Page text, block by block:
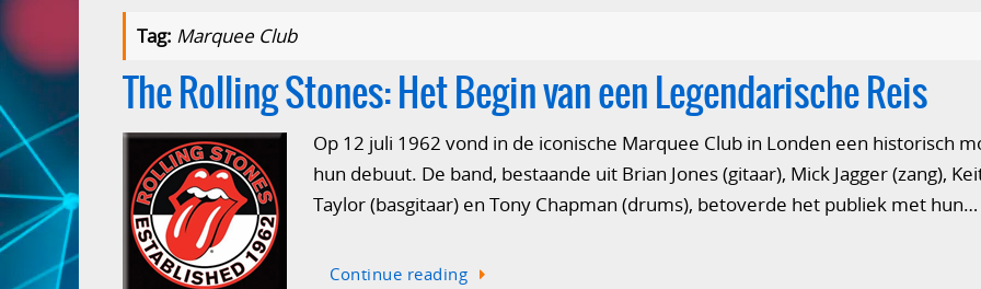
Tag: Marquee Club
The Rolling Stones: Het Begin van een Legendarische Reis
Op 12 juli 1962 vond in de iconische Marquee Club in Londen een historisch
hun debuut. De band, bestaande uit Brian Jones (gitaar), Mick Jagger (zang),
Taylor (basgitaar) en Tony Chapman (drums), betoverde het publiek met hun…
Continue reading